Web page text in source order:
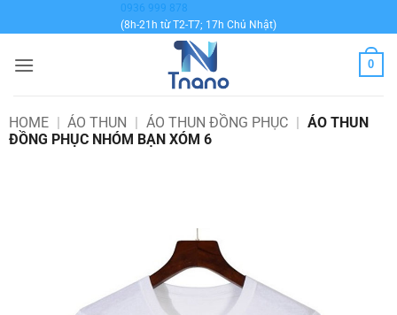
qua
dung
0936 999 878
(8h-21h từ T2-T7; 17h Chủ Nhật)
0
HOME | ÁO THUN | ÁO THUN ĐỒNG PHỤC | ÁO THUN
ĐỒNG PHỤC NHÓM BẠN XÓM 6